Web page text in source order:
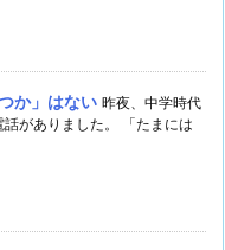
か」はない 昨夜、中学時代
がありました。 「たまには